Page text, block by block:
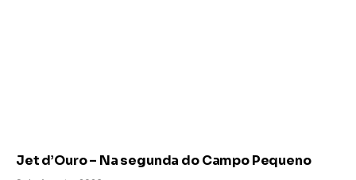
Jet d’Ouro – Na segunda do Campo Pequeno